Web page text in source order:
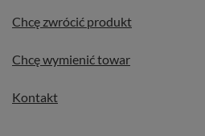
Chcę zwrócić produkt
Chcę wymienić towar
Kontakt